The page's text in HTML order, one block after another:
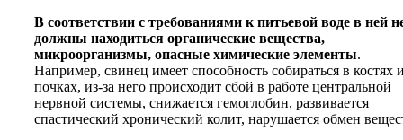
В соответствии с требованиями к питьевой воде в ней
должны находиться органические вещества,
микроорганизмы, опасные химические элементы.
Например, свинец имеет способность собираться в костях
почках, из-за него происходит сбой в работе центральной
нервной системы, снижается гемоглобин, развивается
спастический хронический колит, нарушается обмен